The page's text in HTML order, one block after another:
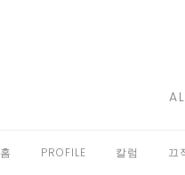
홈 PROFILE 칼럼 끄